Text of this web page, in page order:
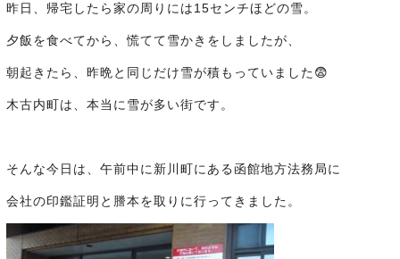
昨日、帰宅したら家の周りには15センチほどの雪。
夕飯を食べてから、慌てて雪かきをしましたが、
朝起きたら、昨晩と同じだけ雪が積もっていました😨
木古内町は、本当に雪が多い街です。
そんな今日は、午前中に新川町にある函館地方法務局に
会社の印鑑証明と謄本を取りに行ってきました。